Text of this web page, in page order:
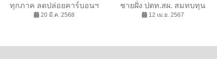
ทุกภาค ลดปล่อยคาร์บอนฯ
3 วัน มูลค่าเศรษฐกิจ หลาย
20 มี.ค. 2568
ชายฝั่ง ปตท.สผ. สมทบทุน
ทรัพย์ช่วยเหลือผู้ป่วยโรค
12 เม.ย. 2567